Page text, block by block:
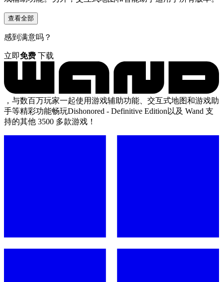
查看全部
感到满意吗？
立即免费 下载
，与数百万玩家一起使用游戏辅助功能、交互式地图和游戏助
手等精彩功能畅玩Dishonored - Definitive Edition以及 Wand 支
持的其他 3500 多款游戏！